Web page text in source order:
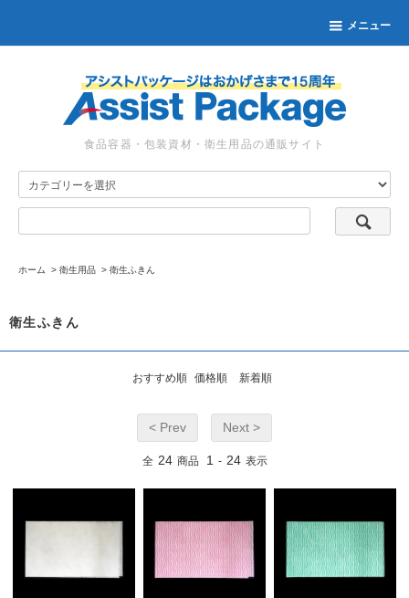
メニュー
食品容器・包装資材・衛生用品の通販サイト
ホーム > 衛生用品 > 衛生ふきん
衛生ふきん
おすすめ順 価格順 新着順
< Prev Next >
全 24 商品 1 - 24 表示